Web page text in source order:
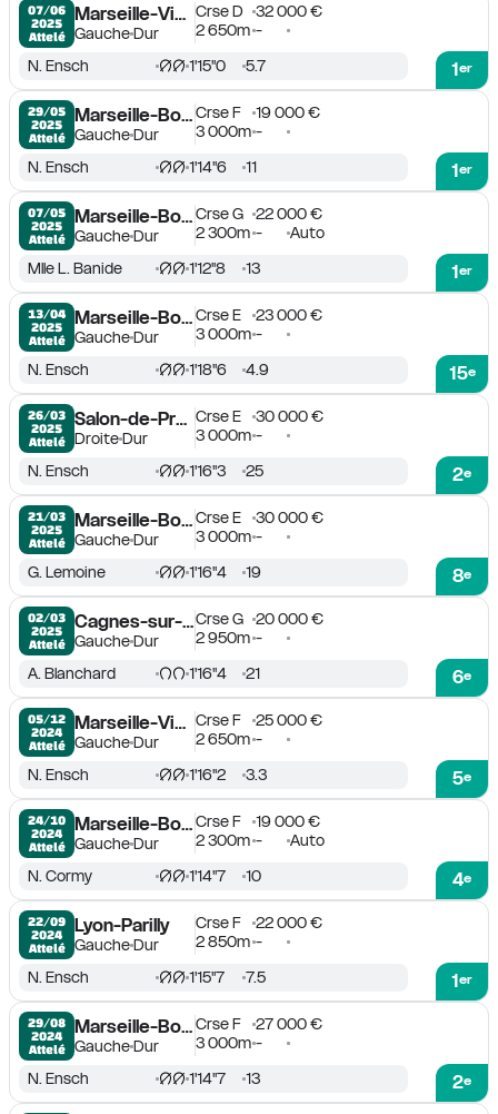
07/06
2025
Attelé
Marseille-Vivaux
GaucheDur
Crse D
32 000 €
2 650m -
1er
N. Ensch 1'15''0 5.7
29/05
2025
Attelé
Marseille-Borély
GaucheDur
Crse F
19 000 €
3 000m -
1er
N. Ensch 1'14''6 11
07/05
2025
Attelé
Marseille-Borély
GaucheDur
Crse G
22 000 €
2 300m - Auto
1er
Mlle L. Banide 1'12''8 13
13/04
2025
Attelé
Marseille-Borély
GaucheDur
Crse E
23 000 €
3 000m -
15e
N. Ensch 1'18''6 4.9
26/03
2025
Attelé
Salon-de-Provence
DroiteDur
Crse E
30 000 €
3 000m -
2e
N. Ensch 1'16''3 25
21/03
2025
Attelé
Marseille-Borély
GaucheDur
Crse E
30 000 €
3 000m -
8e
G. Lemoine 1'16''4 19
02/03
2025
Attelé
Cagnes-sur-Mer
GaucheDur
Crse G
20 000 €
2 950m -
6e
A. Blanchard 1'16''4 21
05/12
2024
Attelé
Marseille-Vivaux
GaucheDur
Crse F
25 000 €
2 650m -
5e
N. Ensch 1'16''2 3.3
24/10
2024
Attelé
Marseille-Borély
GaucheDur
Crse F
19 000 €
2 300m - Auto
4e
N. Cormy 1'14''7 10
22/09
2024
Attelé
Lyon-Parilly
GaucheDur
Crse F
22 000 €
2 850m -
1er
N. Ensch 1'15''7 7.5
29/08
2024
Attelé
Marseille-Borély
GaucheDur
Crse F
27 000 €
3 000m -
2e
N. Ensch 1'14''7 13